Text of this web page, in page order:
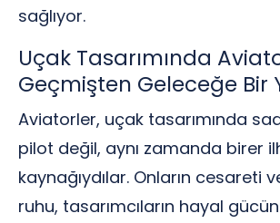
sağlıyor.
Uçak Tasarımında
Geçmişten Geleceğe Bir
Aviatorler, uçak tasarımında
pilot değil, aynı zamanda birer
kaynağıydılar. Onların cesareti
ruhu, tasarımcıların hayal